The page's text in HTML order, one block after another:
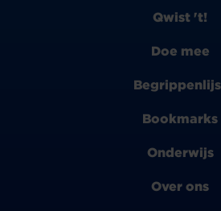
Qwist 't!
Doe mee
Bookmarks
Onderwijs
Over ons